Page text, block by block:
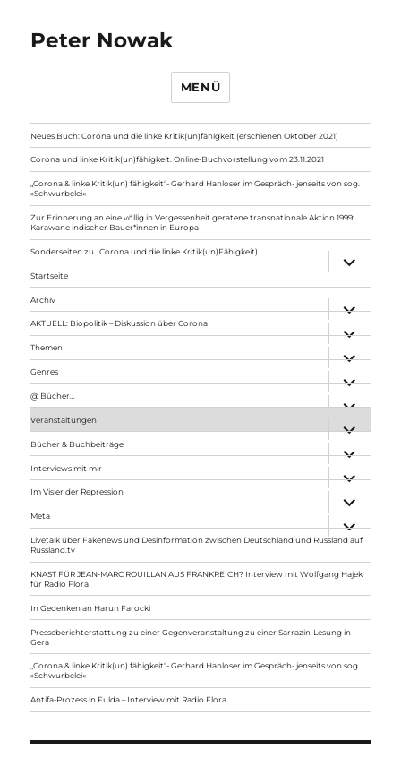
Peter Nowak
MENÜ
Neues Buch: Corona und die linke Kritik(un)fähigkeit (erschienen Oktober 2021)
Corona und linke Kritik(un)fähigkeit. Online-Buchvorstellung vom 23.11.2021
„Corona & linke Kritik(un) fähigkeit“- Gerhard Hanloser im Gespräch- jenseits von sog.
»Schwurbelei«
Zur Erinnerung an eine völlig in Vergessenheit geratene transnationale Aktion 1999:
Karawane indischer Bauer*innen in Europa
Sonderseiten zu…Corona und die linke Kritik(un)Fähigkeit).
anzeigen
Startseite
Archiv
anzeigen
AKTUELL: Biopolitik – Diskussion über Corona
anzeigen
Themen
anzeigen
Genres
anzeigen
@ Bücher…
Veranstaltungen
anzeigen
Bücher & Buchbeiträge
anzeigen
Interviews mit mir
anzeigen
Im Visier der Repression
anzeigen
Meta
anzeigen
Livetalk über Fakenews und Desinformation zwischen Deutschland und Russland auf
Russland.tv
KNAST FÜR JEAN-MARC ROUILLAN AUS FRANKREICH? Interview mit Wolfgang Hajek
für Radio Flora
In Gedenken an Harun Farocki
Presseberichterstattung zu einer Gegenveranstaltung zu einer Sarrazin-Lesung in
Gera
„Corona & linke Kritik(un) fähigkeit“- Gerhard Hanloser im Gespräch- jenseits von sog.
»Schwurbelei«
Antifa-Prozess in Fulda – Interview mit Radio Flora